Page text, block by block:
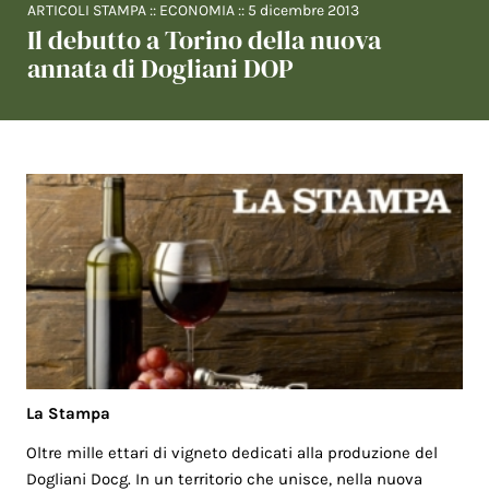
ARTICOLI STAMPA :: ECONOMIA :: 5 dicembre 2013
Il debutto a Torino della nuova
annata di Dogliani DOP
La Stampa
Oltre mille ettari di vigneto dedicati alla produzione del
Dogliani Docg. In un territorio che unisce, nella nuova